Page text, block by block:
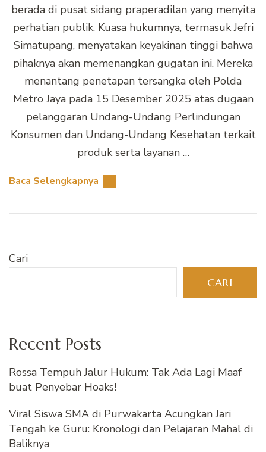
berada di pusat sidang praperadilan yang menyita
perhatian publik. Kuasa hukumnya, termasuk Jefri
Simatupang, menyatakan keyakinan tinggi bahwa
pihaknya akan memenangkan gugatan ini. Mereka
menantang penetapan tersangka oleh Polda
Metro Jaya pada 15 Desember 2025 atas dugaan
pelanggaran Undang-Undang Perlindungan
Konsumen dan Undang-Undang Kesehatan terkait
produk serta layanan …
Baca Selengkapnya
Cari
CARI
Recent Posts
Rossa Tempuh Jalur Hukum: Tak Ada Lagi Maaf
buat Penyebar Hoaks!
Viral Siswa SMA di Purwakarta Acungkan Jari
Tengah ke Guru: Kronologi dan Pelajaran Mahal di
Baliknya